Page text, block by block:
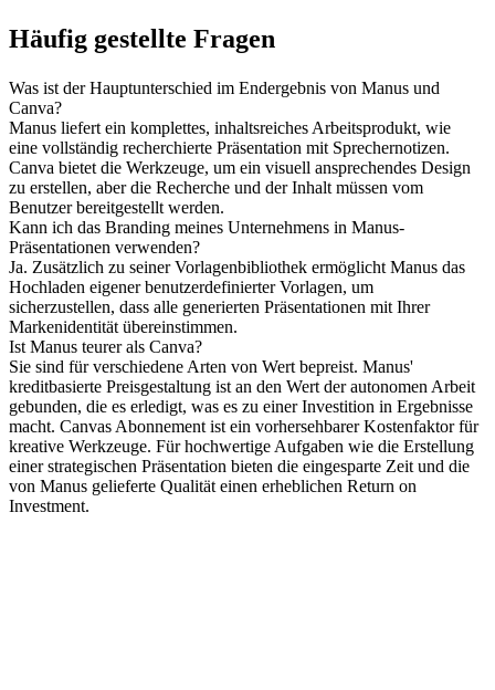
Häufig gestellte Fragen
Was ist der Hauptunterschied im Endergebnis von Manus und
Canva?
Manus liefert ein komplettes, inhaltsreiches Arbeitsprodukt, wie
eine vollständig recherchierte Präsentation mit Sprechernotizen.
Canva bietet die Werkzeuge, um ein visuell ansprechendes Design
zu erstellen, aber die Recherche und der Inhalt müssen vom
Benutzer bereitgestellt werden.
Kann ich das Branding meines Unternehmens in Manus-
Präsentationen verwenden?
Ja. Zusätzlich zu seiner Vorlagenbibliothek ermöglicht Manus das
Hochladen eigener benutzerdefinierter Vorlagen, um
sicherzustellen, dass alle generierten Präsentationen mit Ihrer
Markenidentität übereinstimmen.
Ist Manus teurer als Canva?
Sie sind für verschiedene Arten von Wert bepreist. Manus'
kreditbasierte Preisgestaltung ist an den Wert der autonomen Arbeit
gebunden, die es erledigt, was es zu einer Investition in Ergebnisse
macht. Canvas Abonnement ist ein vorhersehbarer Kostenfaktor für
kreative Werkzeuge. Für hochwertige Aufgaben wie die Erstellung
einer strategischen Präsentation bieten die eingesparte Zeit und die
von Manus gelieferte Qualität einen erheblichen Return on
Investment.